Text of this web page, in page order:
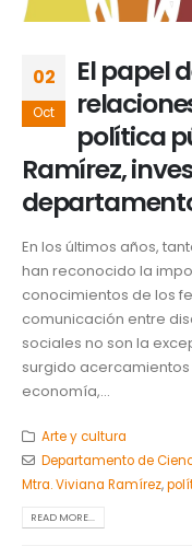
02
Oct
El papel
política
Ramírez,
En los últimos años,
han reconocido la
conocimientos de los
comunicación entre
sociales no son la
surgido
economía,...
Arte y cultura
Departamento de
Mtra. Viviana Ramírez,
READ MORE...